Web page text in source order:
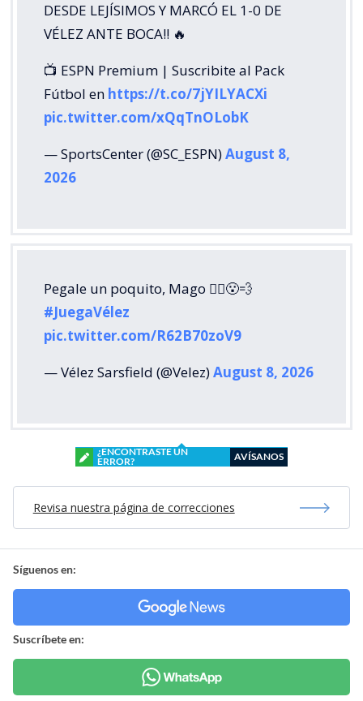
DESDE LEJÍSIMOS Y MARCÓ EL 1-0 DE
VÉLEZ ANTE BOCA!! 🔥
📺 ESPN Premium | Suscribite al Pack
Fútbol en https://t.co/7jYILYACXi
pic.twitter.com/xQqTnOLobK
— SportsCenter (@SC_ESPN)August 8,
2026
Pegale un poquito, Mago 🧙‍♂️😮‍💨
#JuegaVélez
pic.twitter.com/R62B70zoV9
— Vélez Sarsfield (@Velez)August 8, 2026
¿ENCONTRASTE UN
ERROR?
AVÍSANOS
Revisa nuestra página de correcciones
Síguenos en:
Suscríbete en: